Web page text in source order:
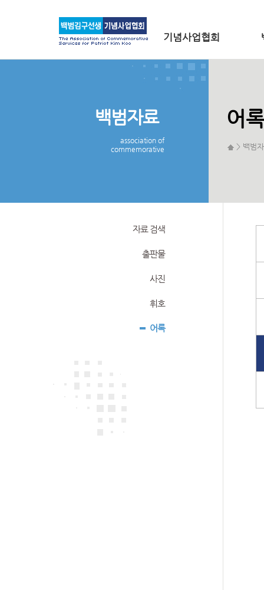
기념사업협회
백범자료
association of
commemorative
어
> 백범
자료 검색
출판물
사진
휘호
어록